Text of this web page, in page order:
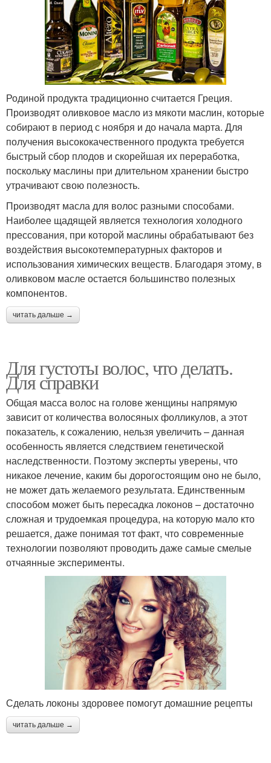
Родиной продукта традиционно считается Греция.
Производят оливковое масло из мякоти маслин, которые
собирают в период с ноября и до начала марта. Для
получения высококачественного продукта требуется
быстрый сбор плодов и скорейшая их переработка,
поскольку маслины при длительном хранении быстро
утрачивают свою полезность.
Производят масла для волос разными способами.
Наиболее щадящей является технология холодного
прессования, при которой маслины обрабатывают без
воздействия высокотемпературных факторов и
использования химических веществ. Благодаря этому, в
оливковом масле остается большинство полезных
компонентов.
читать дальше →
Для густоты волос, что делать.
Для справки
Общая масса волос на голове женщины напрямую
зависит от количества волосяных фолликулов, а этот
показатель, к сожалению, нельзя увеличить – данная
особенность является следствием генетической
наследственности. Поэтому эксперты уверены, что
никакое лечение, каким бы дорогостоящим оно не было,
не может дать желаемого результата. Единственным
способом может быть пересадка локонов – достаточно
сложная и трудоемкая процедура, на которую мало кто
решается, даже понимая тот факт, что современные
технологии позволяют проводить даже самые смелые
отчаянные эксперименты.
Сделать локоны здоровее помогут домашние рецепты
читать дальше →